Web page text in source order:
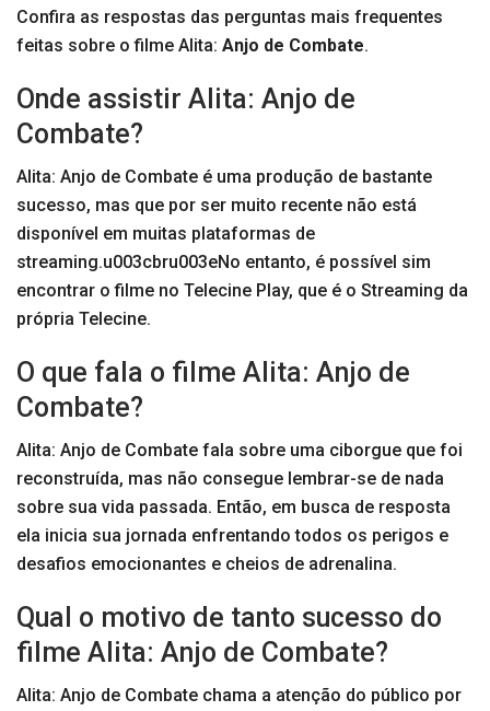
Confira as respostas das perguntas mais frequentes
feitas sobre o filme Alita: Anjo de Combate.
Onde assistir Alita: Anjo de
Combate?
Alita: Anjo de Combate é uma produção de bastante
sucesso, mas que por ser muito recente não está
disponível em muitas plataformas de
streaming.u003cbru003eNo entanto, é possível sim
encontrar o filme no Telecine Play, que é o Streaming da
própria Telecine.
O que fala o filme Alita: Anjo de
Combate?
Alita: Anjo de Combate fala sobre uma ciborgue que foi
reconstruída, mas não consegue lembrar-se de nada
sobre sua vida passada. Então, em busca de resposta
ela inicia sua jornada enfrentando todos os perigos e
desafios emocionantes e cheios de adrenalina.
Qual o motivo de tanto sucesso do
filme Alita: Anjo de Combate?
Alita: Anjo de Combate chama a atenção do público por